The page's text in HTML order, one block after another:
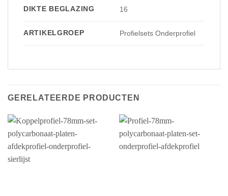
DIKTE BEGLAZING 16
ARTIKELGROEP Profielsets Onderprofiel
GERELATEERDE PRODUCTEN